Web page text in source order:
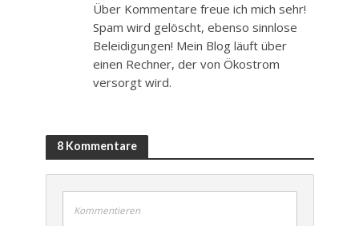
Über Kommentare freue ich mich sehr!
Spam wird gelöscht, ebenso sinnlose
Beleidigungen! Mein Blog läuft über
einen Rechner, der von Ökostrom
versorgt wird.
8 Kommentare
Kommentieren